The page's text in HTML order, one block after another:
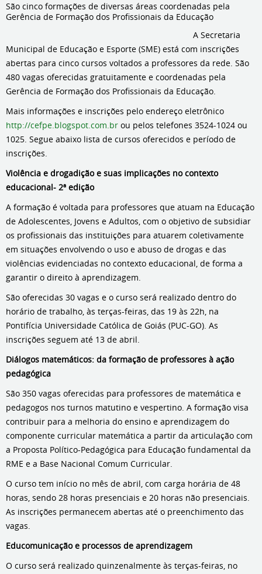
São cinco formações de diversas áreas coordenadas pela
Gerência de Formação dos Profissionais da Educação
A Secretaria
Municipal de Educação e Esporte (SME) está com inscrições
abertas para cinco cursos voltados a professores da rede. São
480 vagas oferecidas gratuitamente e coordenadas pela
Gerência de Formação dos Profissionais da Educação.
Mais informações e inscrições pelo endereço eletrônico
http://cefpe.blogspot.com.br ou pelos telefones 3524-1024 ou
1025. Segue abaixo lista de cursos oferecidos e período de
inscrições.
Violência e drogadição e suas implicações no contexto
educacional- 2ª edição
A formação é voltada para professores que atuam na Educação
de Adolescentes, Jovens e Adultos, com o objetivo de subsidiar
os profissionais das instituições para atuarem coletivamente
em situações envolvendo o uso e abuso de drogas e das
violências evidenciadas no contexto educacional, de forma a
garantir o direito à aprendizagem.
São oferecidas 30 vagas e o curso será realizado dentro do
horário de trabalho, às terças-feiras, das 19 às 22h, na
Pontifícia Universidade Católica de Goiás (PUC-GO). As
inscrições seguem até 13 de abril.
Diálogos matemáticos: da formação de professores à ação
pedagógica
São 350 vagas oferecidas para professores de matemática e
pedagogos nos turnos matutino e vespertino. A formação visa
contribuir para a melhoria do ensino e aprendizagem do
componente curricular matemática a partir da articulação com
a Proposta Político-Pedagógica para Educação fundamental da
RME e a Base Nacional Comum Curricular.
O curso tem início no mês de abril, com carga horária de 48
horas, sendo 28 horas presenciais e 20 horas não presenciais.
As inscrições permanecem abertas até o preenchimento das
vagas.
Educomunicação e processos de aprendizagem
O curso será realizado quinzenalmente às terças-feiras, no